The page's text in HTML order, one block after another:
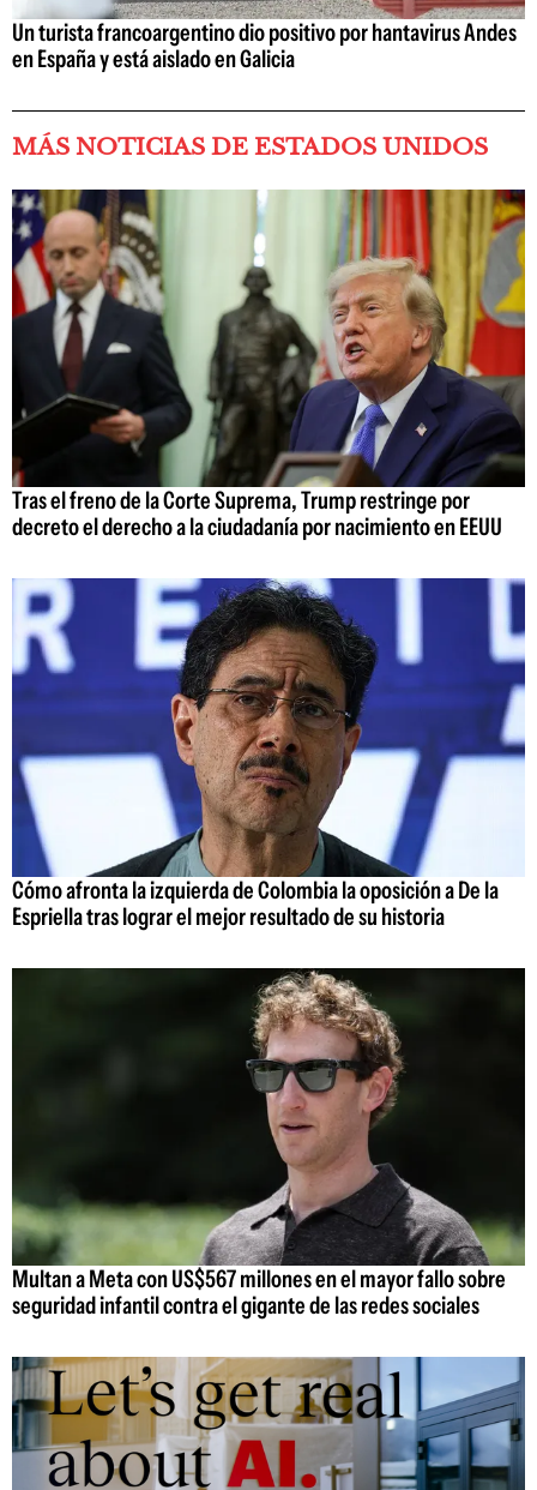
Un turista francoargentino dio positivo por hantavirus Andes
en España y está aislado en Galicia
MÁS NOTICIAS DE ESTADOS UNIDOS
Tras el freno de la Corte Suprema, Trump restringe por
decreto el derecho a la ciudadanía por nacimiento en EEUU
Cómo afronta la izquierda de Colombia la oposición a De la
Espriella tras lograr el mejor resultado de su historia
Multan a Meta con US$567 millones en el mayor fallo sobre
seguridad infantil contra el gigante de las redes sociales